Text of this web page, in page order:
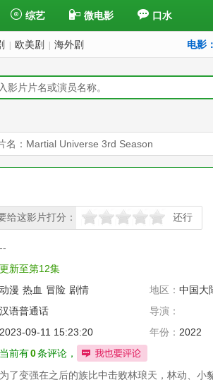
综艺 微电影 口水
欧美剧 海外剧 电影：
名：Martial Universe 3rd Season
给这影片打分：
很差较差 还行推荐 力荐 还行
--
更新至第12集
动漫 热血 冒险 剧情 地区： 中国大
汉语普通话
导演：
2023-09-11 15:23:20 年份： 2022
当前有0条评论，
为了变强在之后的族比中击败林琅天，林动、小